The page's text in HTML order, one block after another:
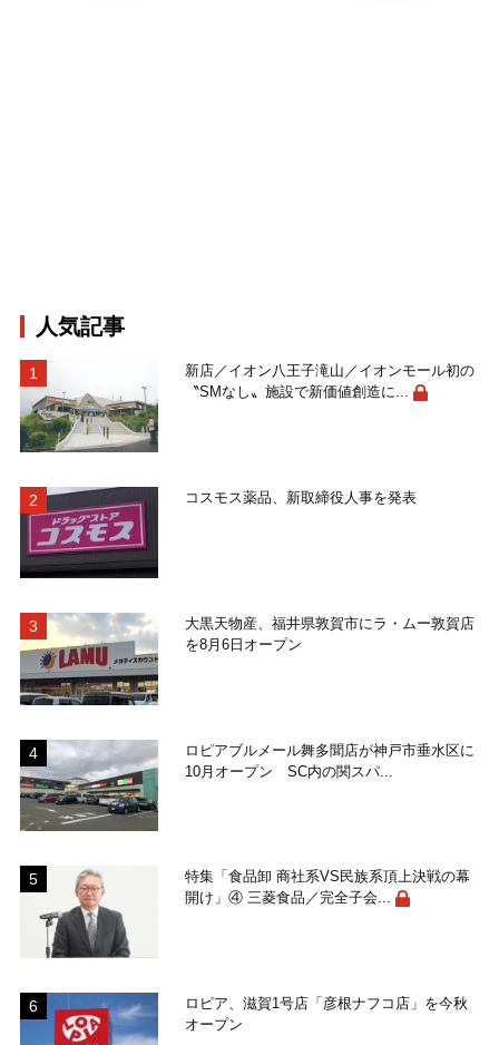
人気記事
新店／イオン八王子滝山／イオンモール初の
〝SMなし〟施設で新価値創造に...
コスモス薬品、新取締役人事を発表
大黒天物産、福井県敦賀市にラ・ムー敦賀店
を8月6日オープン
ロピアブルメール舞多聞店が神戸市垂水区に
10月オープン SC内の関スパ...
特集「食品卸 商社系VS民族系頂上決戦の幕
開け」④ 三菱食品／完全子会...
ロピア、滋賀1号店「彦根ナフコ店」を今秋
オープン